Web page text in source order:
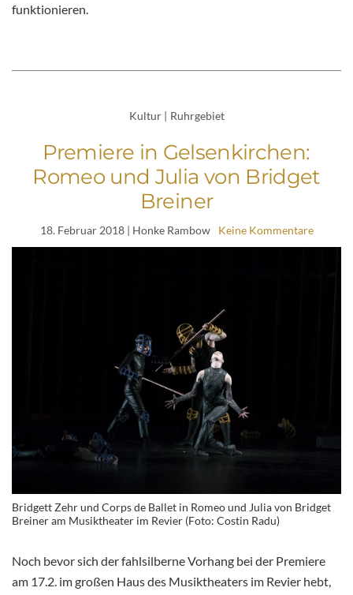
funktionieren.
Kultur | Ruhrgebiet
Premiere in Gelsenkirchen:
Romeo und Julia von Bridget
Breiner
18. Februar 2018| Honke Rambow Keine Kommentare
Bridgett Zehr und Corps de Ballet in Romeo und Julia von Bridget
Breiner am Musiktheater im Revier (Foto: Costin Radu)
Noch bevor sich der fahlsilberne Vorhang bei der Premiere
am 17.2. im großen Haus des Musiktheaters im Revier hebt,